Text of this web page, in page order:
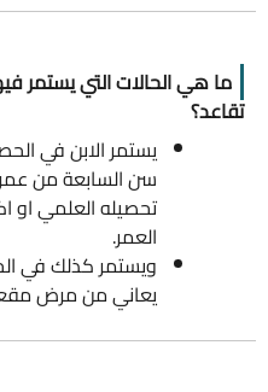
ما هي الحالات التي يستمر
تقاعد؟
يستمر الابن في
سن السابعة من
تحصيله العلمي او
العمر.
ويستمر كذلك في
يعاني من مرض